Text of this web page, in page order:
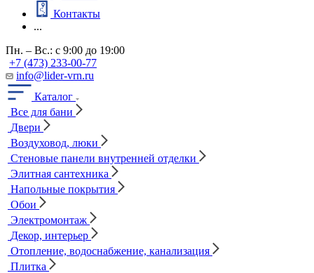
Контакты
...
Пн. – Вс.: с 9:00 до 19:00
+7 (473) 233-00-77
info@lider-vrn.ru
Каталог
Все для бани
Двери
Воздуховод, люки
Стеновые панели внутренней отделки
Элитная сантехника
Напольные покрытия
Обои
Электромонтаж
Декор, интерьер
Отопление, водоснабжение, канализация
Плитка